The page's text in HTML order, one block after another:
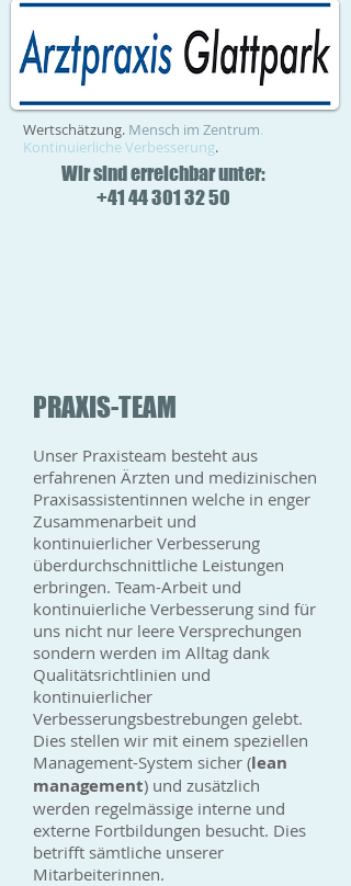
Wertschätzung. Mensch im Zentrum.
Kontinuierliche Verbesserung.
Wir sind erreichbar unter:
+41 44 301 32 50
PRAXIS-TEAM
Unser Praxisteam besteht aus
erfahrenen Ärzten und medizinischen
Praxisassistentinnen welche in enger
Zusammenarbeit und
kontinuierlicher Verbesserung
überdurchschnittliche Leistungen
erbringen. Team-Arbeit und
kontinuierliche Verbesserung sind für
uns nicht nur leere Versprechungen
sondern werden im Alltag dank
Qualitätsrichtlinien und
kontinuierlicher
Verbesserungsbestrebungen gelebt.
Dies stellen wir mit einem speziellen
Management-System sicher (lean
management) und zusätzlich
werden regelmässige interne und
externe Fortbildungen besucht. Dies
betrifft sämtliche unserer
Mitarbeiterinnen.